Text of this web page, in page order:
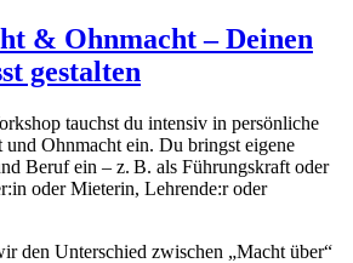
& Ohnmacht – Deinen
gestalten
tauchst du intensiv in persönliche
Ohnmacht ein. Du bringst eigene
Beruf ein – z. B. als Führungskraft oder
oder Mieterin, Lehrende:r oder
den Unterschied zwischen „Macht über“